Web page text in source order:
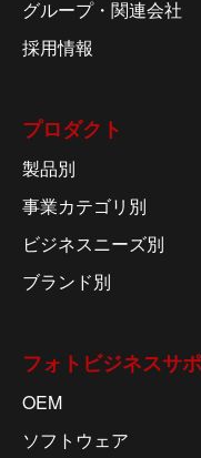
グループ・関連会社
採用情報
プロダクト
製品別
事業カテゴリ別
ビジネスニーズ別
ブランド別
フォトビジネスサ
OEM
ソフトウェア